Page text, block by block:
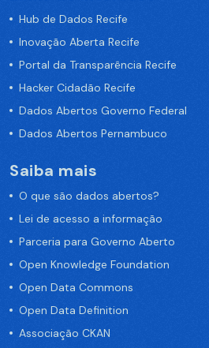
Hub de Dados Recife
Inovação Aberta Recife
Portal da Transparência Recife
Hacker Cidadão Recife
Dados Abertos Governo Federal
Dados Abertos Pernambuco
Saiba mais
O que são dados abertos?
Lei de acesso a informação
Parceria para Governo Aberto
Open Knowledge Foundation
Open Data Commons
Open Data Definition
Associação CKAN